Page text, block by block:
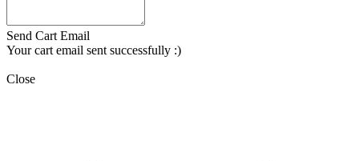
Send Cart Email
Your cart email sent successfully :)
Close